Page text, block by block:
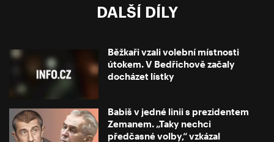
DALŠÍ DÍLY
Běžkaři vzali volební místnosti
útokem. V Bedřichově začaly
docházet lístky
Babiš v jedné linii s prezidentem
Zemanem. „Taky nechci
předčasné volby,“ vzkázal